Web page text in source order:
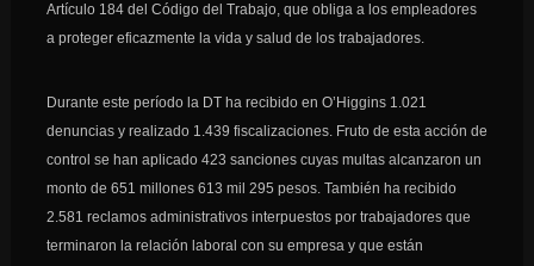
Artículo 184 del Código del Trabajo, que obliga a los empleadores
a proteger eficazmente la vida y salud de los trabajadores.
Durante este período la DT ha recibido en O’Higgins 1.021
denuncias y realizado 1.439 fiscalizaciones. Fruto de esta acción de
control se han aplicado 423 sanciones cuyas multas alcanzaron un
monto de 651 millones 613 mil 295 pesos. También ha recibido
2.581 reclamos administrativos interpuestos por trabajadores que
terminaron la relación laboral con su empresa y que están